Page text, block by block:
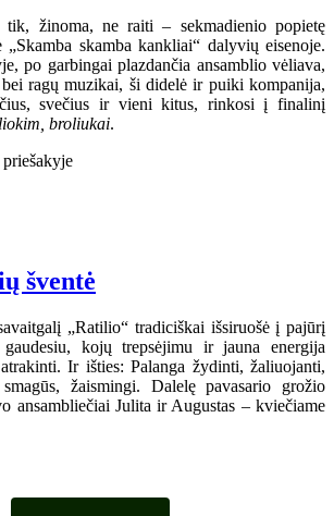
žinoma, ne raiti – sekmadienio popietę
skamba kankliai“ dalyvių eisenoje.
po garbingai plazdančia ansamblio vėliava,
ragų muzikai, ši didelė ir puiki kompanija,
svečius ir vieni kitus, rinkosi į finalinį
broliukai.
šventė
„Ratilio“ tradiciškai išsiruošė į pajūrį
kojų trepsėjimu ir jauna energija
Ir išties: Palanga žydinti, žaliuojanti,
žaismingi. Dalelę pavasario grožio
ansambliečiai Julita ir Augustas – kviečiame
Nuotraukos iš Palangos